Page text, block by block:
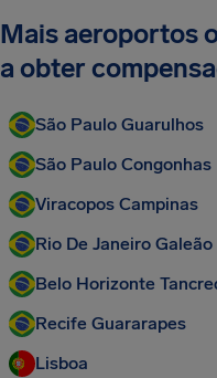
Mais aeroportos
a obter
São Paulo Guarulhos
São Paulo Congonhas
Viracopos Campinas
Rio De Janeiro Galeão
Belo Horizonte
Recife Guararapes
Lisboa